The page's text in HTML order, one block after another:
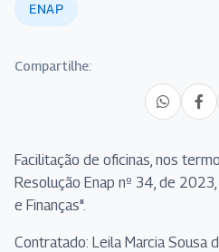
ENAP
Compartilhe:
Facilitação de oficinas, nos
Resolução Enap nº 34, de
e Finanças".
Contratado: Leila Marcia Sousa